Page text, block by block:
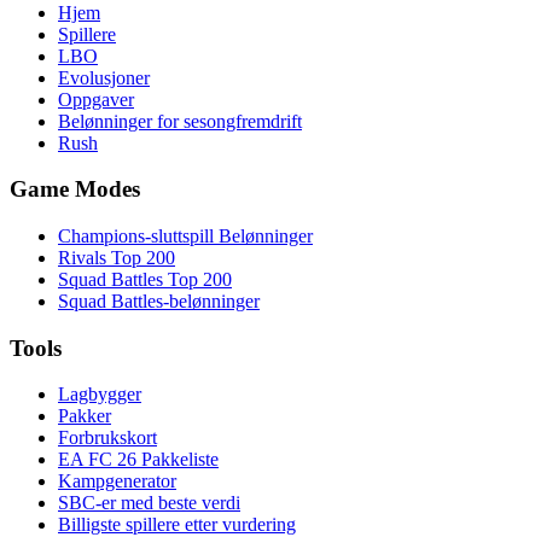
Hjem
Spillere
LBO
Evolusjoner
Oppgaver
Belønninger for sesongfremdrift
Rush
Game Modes
Champions-sluttspill Belønninger
Rivals Top 200
Squad Battles Top 200
Squad Battles-belønninger
Tools
Lagbygger
Pakker
Forbrukskort
EA FC 26 Pakkeliste
Kampgenerator
SBC-er med beste verdi
Billigste spillere etter vurdering